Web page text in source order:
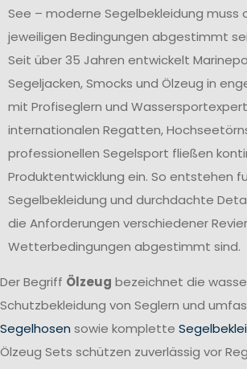
See – moderne Segelbekleidung muss
jeweiligen Bedingungen abgestimmt
Seit über 35 Jahren entwickelt
Segeljacken, Smocks und Ölzeug in
mit Profiseglern und
internationalen Regatten,
professionellen Segelsport fließen
Produktentwicklung ein. So entstehen
Segelbekleidung und durchdachte
die Anforderungen verschiedener
Wetterbedingungen abgestimmt sind.
Der Begriff Ölzeug bezeichnet die
Schutzbekleidung von Seglern und
Segelhosen sowie komplette
Ölzeug Sets schützen zuverlässig vor